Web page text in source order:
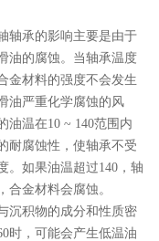
轴承的影响主要是由于
油的腐蚀。当轴承温度
金材料的强度不会发生
油严重化学腐蚀的风
油温在10 ~ 140范围内
耐腐蚀性，使轴承不受
。如果油温超过140，轴
合金材料会腐蚀。
沉积物的成分和性质密
时，可能会产生低温油